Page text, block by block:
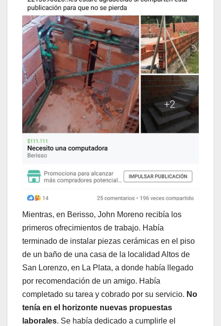
Mientras, en Berisso, John Moreno recibía los
primeros ofrecimientos de trabajo. Había
terminado de instalar piezas cerámicas en el piso
de un baño de una casa de la localidad Altos de
San Lorenzo, en La Plata, a donde había llegado
por recomendación de un amigo. Había
completado su tarea y cobrado por su servicio. No
tenía en el horizonte nuevas propuestas
laborales. Se había dedicado a cumplirle el